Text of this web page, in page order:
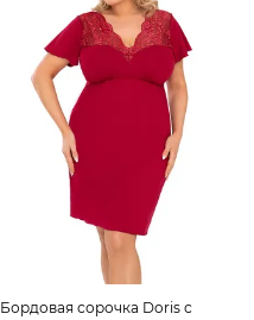
Бордовая сорочка Doris с